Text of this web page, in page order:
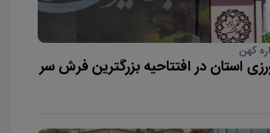
کهن
استان در افتتاحیه بزرگترین فرش سر